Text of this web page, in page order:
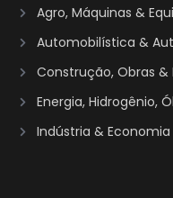
Agro, Máquinas &
Automobilística &
Construção, Obras
Energia, Hidrogênio,
Indústria & Economia